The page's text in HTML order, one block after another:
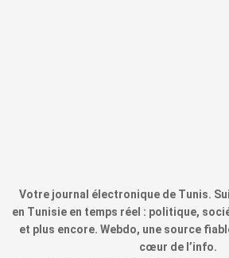
Votre journal électronique de Tunis.
en Tunisie en temps réel : politique,
et plus encore. Webdo, une source
cœur de l’info.